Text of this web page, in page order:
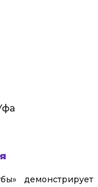
демонстрирует